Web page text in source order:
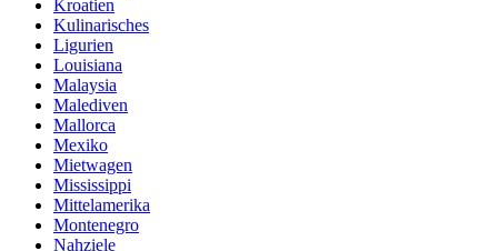
Kroatien
Kulinarisches
Ligurien
Louisiana
Malaysia
Malediven
Mallorca
Mexiko
Mietwagen
Mississippi
Mittelamerika
Montenegro
Nahziele